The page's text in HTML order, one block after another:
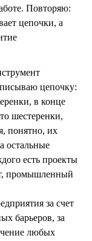
Повторяю:
цепочки, а
цепочку:
в конце
шестеренки,
понятно, их
остальные
есть проекты
промышленный
за счет
барьеров, за
любых